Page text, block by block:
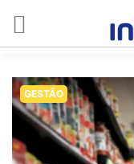
GESTÃO